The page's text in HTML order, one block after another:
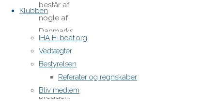
Klubben
IHA H-boat.org
Vedtægter
Bestyrelsen
Referater og regnskaber
Bliv medlem
består af
nogle af
Danmarks
dygtigste
sejlere og
rummer
samtidig
bredden.